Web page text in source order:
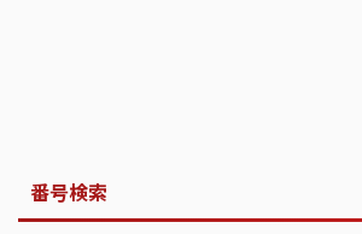
番号検索